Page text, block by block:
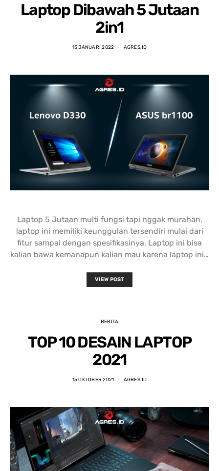
Laptop Dibawah 5 Jutaan
2in1
15 JANUARI 2022 AGRES.ID
Laptop 5 Jutaan multi fungsi tapi nggak murahan,
laptop ini memiliki keunggulan tersendiri mulai dari
fitur sampai dengan spesifikasinya. Laptop ini bisa
kalian bawa kemanapun kalian mau karena laptop ini…
VIEW POST
BERITA
TOP 10 DESAIN LAPTOP
2021
15 OKTOBER 2021 AGRES.ID